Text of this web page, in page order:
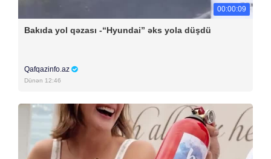
00:00:09
Bakıda yol qəzası -“Hyundai” əks yola düşdü
Qafqazinfo.az
Dünən 12:46